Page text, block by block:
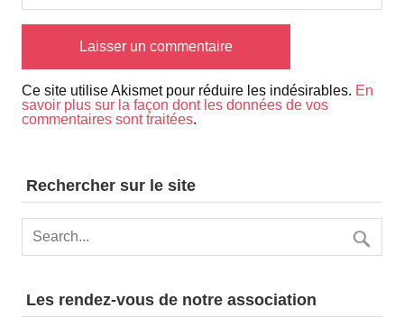
Ce site utilise Akismet pour réduire les indésirables. En
savoir plus sur la façon dont les données de vos
commentaires sont traitées.
Rechercher sur le site
Les rendez-vous de notre association